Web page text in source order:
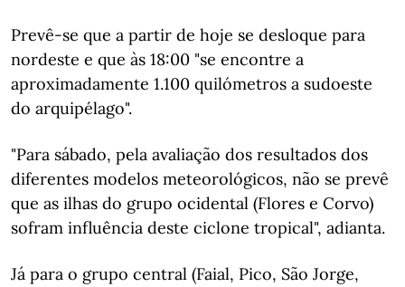
Prevê-se que a partir de hoje se desloque para
nordeste e que às 18:00 "se encontre a
aproximadamente 1.100 quilómetros a sudoeste
do arquipélago".
"Para sábado, pela avaliação dos resultados dos
diferentes modelos meteorológicos, não se prevê
que as ilhas do grupo ocidental (Flores e Corvo)
sofram influência deste ciclone tropical", adianta.
Já para o grupo central (Faial, Pico, São Jorge,